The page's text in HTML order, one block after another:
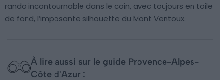
rando incontournable dans le coin, avec toujours en toile
de fond, l’imposante silhouette du Mont Ventoux.
À lire aussi sur le guide Provence-Alpes-
Côte d'Azur :